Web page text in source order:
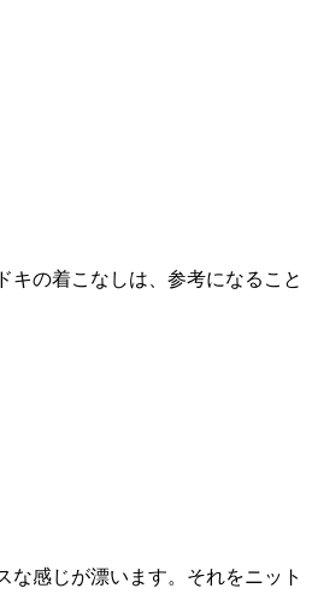
キの着こなしは、参考になること
感じが漂います。それをニット